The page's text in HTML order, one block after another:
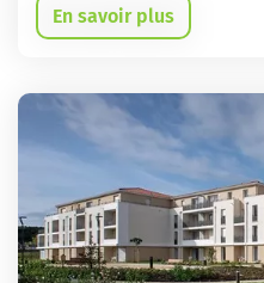
En savoir plus